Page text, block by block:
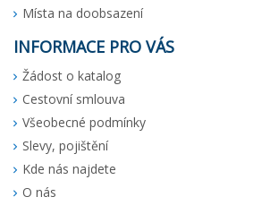
Místa na doobsazení
INFORMACE PRO VÁS
Žádost o katalog
Cestovní smlouva
Všeobecné podmínky
Slevy, pojištění
Kde nás najdete
O nás